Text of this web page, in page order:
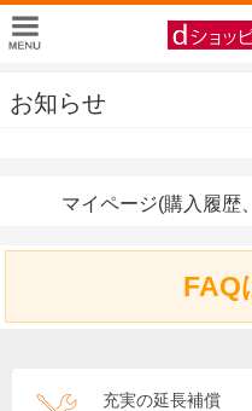
お知らせ
マイページ(購入履歴
FAQ
充実の延長補償